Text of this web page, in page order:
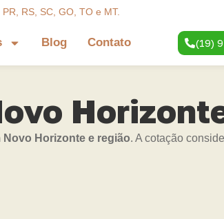
RS, SC, GO, TO e MT.
Blog Contato (19)
Horizonte e região. A cotação